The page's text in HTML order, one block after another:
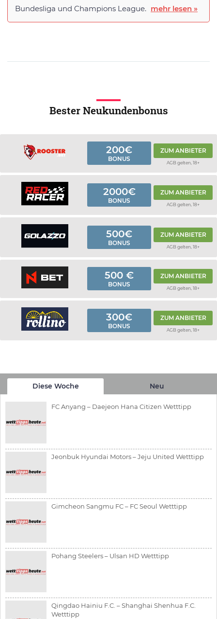
Bundesliga und Champions League. mehr lesen »
Bester Neukundenbonus
200€
BONUS
ZUM ANBIETER
AGB gelten, 18+
2000€
BONUS
ZUM ANBIETER
AGB gelten, 18+
500€
BONUS
ZUM ANBIETER
AGB gelten, 18+
500 €
BONUS
ZUM ANBIETER
AGB gelten, 18+
300€
BONUS
ZUM ANBIETER
AGB gelten, 18+
Diese Woche Neu
FC Anyang – Daejeon Hana Citizen Wetttipp
Jeonbuk Hyundai Motors – Jeju United Wetttipp
Gimcheon Sangmu FC – FC Seoul Wetttipp
Pohang Steelers – Ulsan HD Wetttipp
Qingdao Hainiu F.C. – Shanghai Shenhua F.C.
Wetttipp